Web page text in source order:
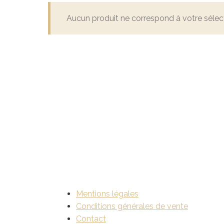
Aucun produit ne correspond à votre
Mentions légales
Conditions générales de vente
Contact